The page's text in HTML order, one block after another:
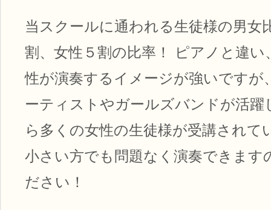
当スクールに通われる生徒様の男女
割、女性５割の比率！ ピアノと違い
性が演奏するイメージが強いですが
ーティストやガールズバンドが活躍
ら多くの女性の生徒様が受講されて
小さい方でも問題なく演奏できます
ださい！